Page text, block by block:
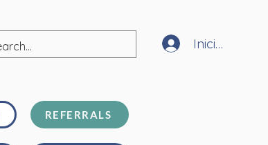
Iniciar sesión
REFERRALS